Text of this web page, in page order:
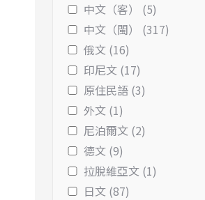
中文（客） (5)
中文（閩） (317)
俄文 (16)
印尼文 (17)
原住民語 (3)
外文 (1)
尼泊爾文 (2)
德文 (9)
拉脫維亞文 (1)
日文 (87)